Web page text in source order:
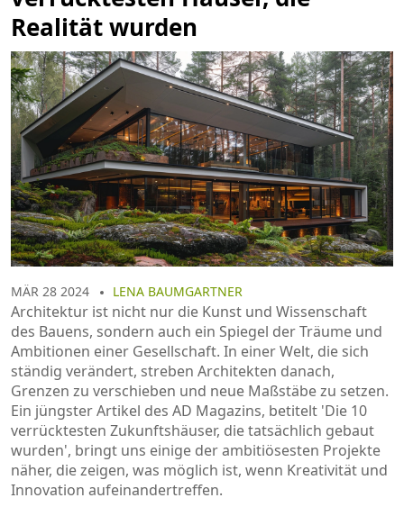
Realität wurden
MÄR 28 2024 LENA BAUMGARTNER
Architektur ist nicht nur die Kunst und Wissenschaft
des Bauens, sondern auch ein Spiegel der Träume und
Ambitionen einer Gesellschaft. In einer Welt, die sich
ständig verändert, streben Architekten danach,
Grenzen zu verschieben und neue Maßstäbe zu setzen.
Ein jüngster Artikel des AD Magazins, betitelt 'Die 10
verrücktesten Zukunftshäuser, die tatsächlich gebaut
wurden', bringt uns einige der ambitiösesten Projekte
näher, die zeigen, was möglich ist, wenn Kreativität und
Innovation aufeinandertreffen.